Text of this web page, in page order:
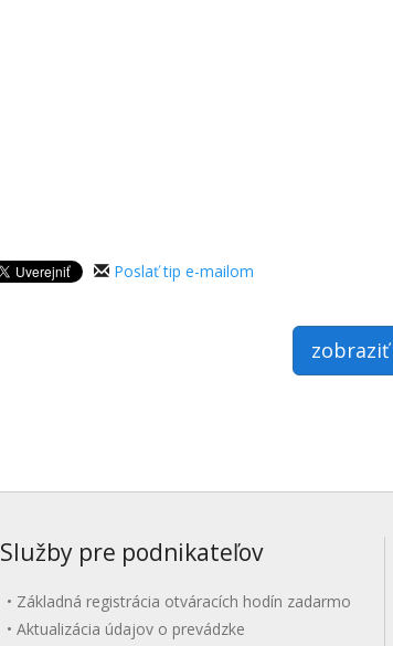
Poslať tip e-mailom
Služby pre podnikateľov
Základná registrácia otváracích hodín zadarmo
Aktualizácia údajov o prevádzke